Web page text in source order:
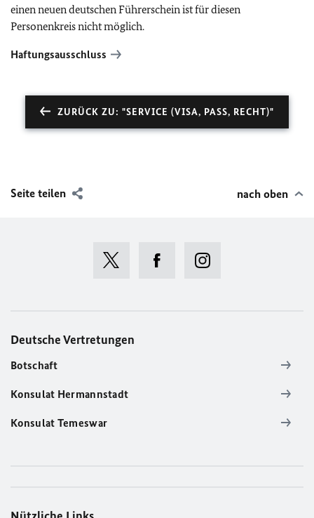
einen neuen deutschen Führerschein ist für diesen
Personenkreis nicht möglich.
Haftungsausschluss
ZURÜCK ZU: "SERVICE (VISA, PASS, RECHT)"
Seite teilen nach oben
Deutsche Vertretungen
Botschaft
Konsulat Hermannstadt
Konsulat Temeswar